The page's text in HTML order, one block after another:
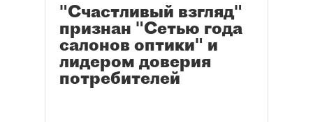
"Счастливый взгляд"
признан "Сетью года
салонов оптики" и
лидером доверия
потребителей